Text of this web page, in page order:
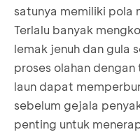
satunya memiliki pola
Terlalu banyak
lemak jenuh dan gula
proses olahan
laun dapat
sebelum gejala
penting untuk